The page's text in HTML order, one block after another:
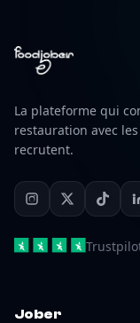
La plateforme qui
restauration avec
recrutent.
Jober